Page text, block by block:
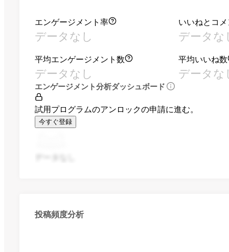
エンゲージメント率
データなし
いいねとコ
データな
平均エンゲージメント数
データなし
平均いいね数
データな
エンゲージメント分析ダッシュボード
試用プログラムのアンロックの申請に進む。
今すぐ登録
投稿頻度分析